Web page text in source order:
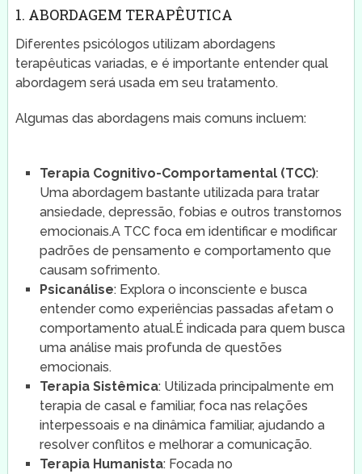
1. ABORDAGEM TERAPÊUTICA
Diferentes psicólogos utilizam abordagens
terapêuticas variadas, e é importante entender qual
abordagem será usada em seu tratamento.
Algumas das abordagens mais comuns incluem:
Terapia Cognitivo-Comportamental (TCC):
Uma abordagem bastante utilizada para tratar
ansiedade, depressão, fobias e outros transtornos
emocionais.A TCC foca em identificar e modificar
padrões de pensamento e comportamento que
causam sofrimento.
Psicanálise: Explora o inconsciente e busca
entender como experiências passadas afetam o
comportamento atual.É indicada para quem busca
uma análise mais profunda de questões
emocionais.
Terapia Sistêmica: Utilizada principalmente em
terapia de casal e familiar, foca nas relações
interpessoais e na dinâmica familiar, ajudando a
resolver conflitos e melhorar a comunicação.
Terapia Humanista: Focada no